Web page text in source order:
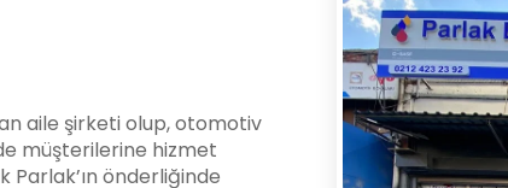
aile şirketi olup, otomotiv
müşterilerine hizmet
önderliğinde